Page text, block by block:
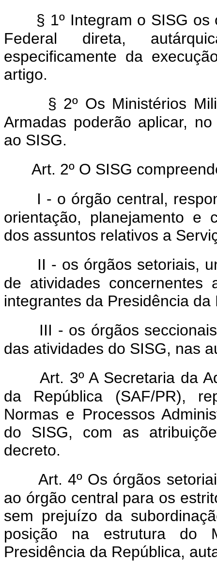
§ 1º Integram o SISG
Federal direta,
especificamente da
artigo.
§ 2º Os Ministérios
Armadas poderão aplicar,
ao SISG.
Art. 2º O SISG
I - o órgão central,
orientação, planejamento e
dos assuntos relativos a
II - os órgãos setoriais,
de atividades
integrantes da Presidência da
III - os órgãos
das atividades do SISG, nas
Art. 3º A Secretaria da
da República (SAF/PR),
Normas e Processos
do SISG, com as
decreto.
Art. 4º Os órgãos
ao órgão central para os
sem prejuízo da
posição na estrutura do
Presidência da República,